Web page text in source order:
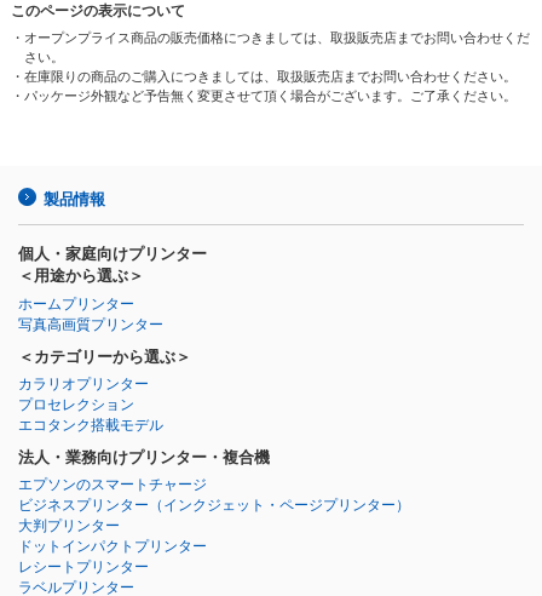
このページの表示について
・オープンプライス商品の販売価格につきましては、取扱販売店までお問い合わせくだ
さい。
・在庫限りの商品のご購入につきましては、取扱販売店までお問い合わせください。
・パッケージ外観など予告無く変更させて頂く場合がございます。ご了承ください。
製品情報
個人・家庭向けプリンター
＜用途から選ぶ＞
ホームプリンター
写真高画質プリンター
＜カテゴリーから選ぶ＞
カラリオプリンター
プロセレクション
エコタンク搭載モデル
法人・業務向けプリンター・複合機
エプソンのスマートチャージ
ビジネスプリンター （インクジェット・ページプリンター）
大判プリンター
ドットインパクトプリンター
レシートプリンター
ラベルプリンター